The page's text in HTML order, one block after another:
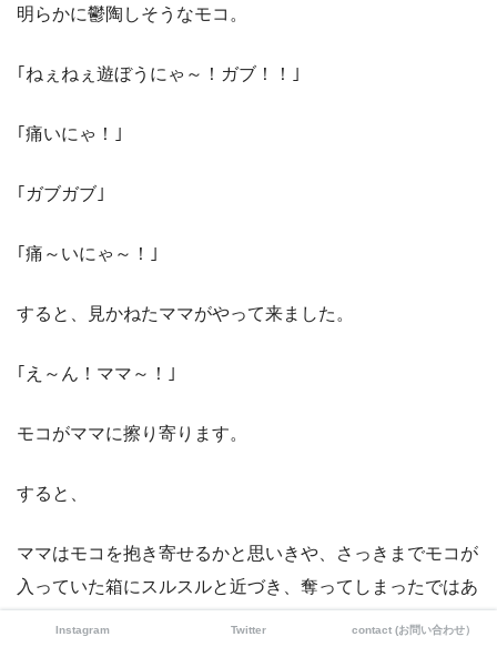
明らかに鬱陶しそうなモコ。
｢ねぇねぇ遊ぼうにゃ～！ガブ！！｣
｢痛いにゃ！｣
｢ガブガブ｣
｢痛～いにゃ～！｣
すると、見かねたママがやって来ました。
｢え～ん！ママ～！｣
モコがママに擦り寄ります。
すると、
ママはモコを抱き寄せるかと思いきや、さっきまでモコが
入っていた箱にスルスルと近づき、奪ってしまったではあ
Instagram Twitter contact (お問い合わせ）